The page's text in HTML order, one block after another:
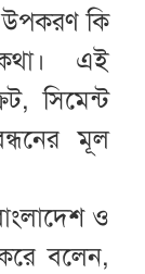
কি
এই
সিমেন্ট
মূল
ও
বলেন,